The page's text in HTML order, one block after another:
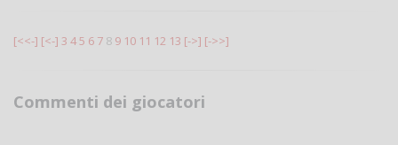
[<<-] [<-] 3 45 6 7 8 9 10 11 12 13 [->] [->>]
Commenti dei giocatori